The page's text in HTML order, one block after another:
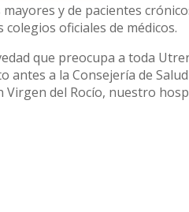
y de pacientes
oficiales de médicos.
que preocupa a toda
a la Consejería de
del Rocío, nuestro